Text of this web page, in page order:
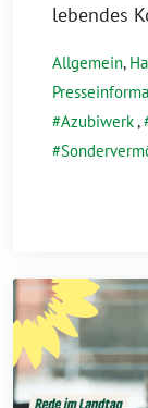
lebendes
Allgemein,
Azubiwerk,